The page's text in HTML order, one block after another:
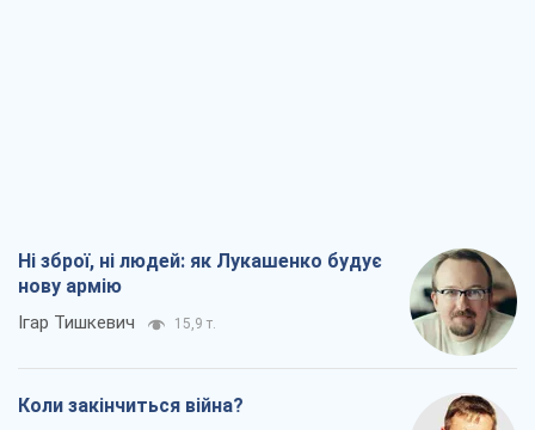
Ні зброї, ні людей: як Лукашенко будує
нову армію
Ігар Тишкевич 15,9 т.
Коли закінчиться війна?